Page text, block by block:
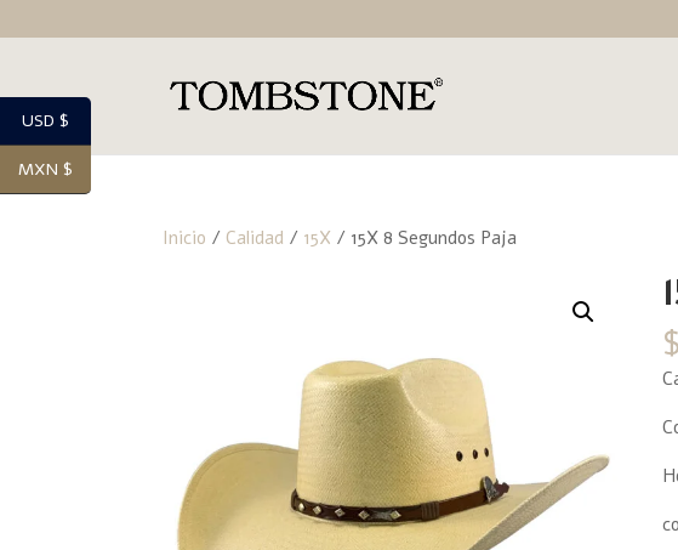
Inicio / Calidad / 15X / 15X 8 Segundos Paja
$
USD $
MXN $